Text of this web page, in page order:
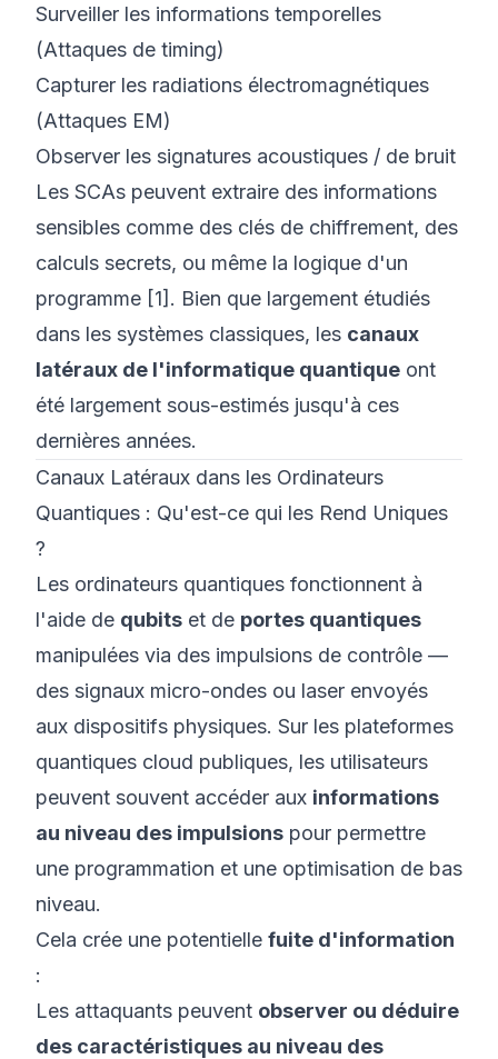
Surveiller les informations temporelles
(Attaques de timing)
Capturer les radiations électromagnétiques
(Attaques EM)
Observer les signatures acoustiques / de bruit
Les SCAs peuvent extraire des informations
sensibles comme des clés de chiffrement, des
calculs secrets, ou même la logique d'un
programme [1]. Bien que largement étudiés
dans les systèmes classiques, les canaux
latéraux de l'informatique quantique ont
été largement sous-estimés jusqu'à ces
dernières années.
Canaux Latéraux dans les Ordinateurs
Quantiques : Qu'est-ce qui les Rend Uniques
?
Les ordinateurs quantiques fonctionnent à
l'aide de qubits et de portes quantiques
manipulées via des impulsions de contrôle —
des signaux micro-ondes ou laser envoyés
aux dispositifs physiques. Sur les plateformes
quantiques cloud publiques, les utilisateurs
peuvent souvent accéder aux informations
au niveau des impulsions pour permettre
une programmation et une optimisation de bas
niveau.
Cela crée une potentielle fuite d'information
:
Les attaquants peuvent observer ou déduire
des caractéristiques au niveau des